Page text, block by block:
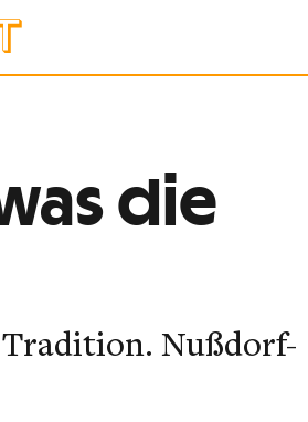
die
Tradition. Nußdorf-